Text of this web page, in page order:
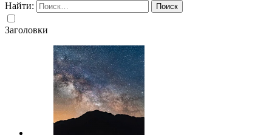
Найти:
Заголовки